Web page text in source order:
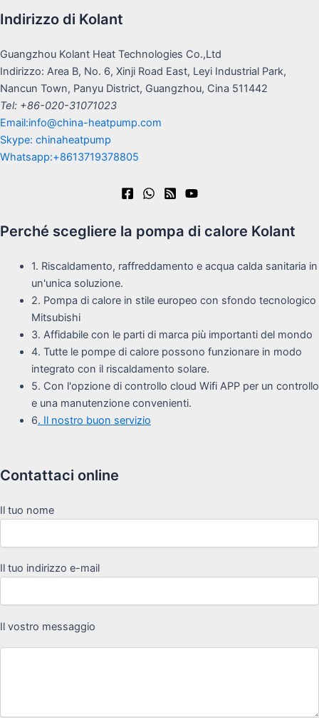
Indirizzo di Kolant
Guangzhou Kolant Heat Technologies Co.,Ltd
Indirizzo: Area B, No. 6, Xinji Road East, Leyi Industrial Park,
Nancun Town, Panyu District, Guangzhou, Cina 511442
Tel: +86-020-31071023
Email:info@china-heatpump.com
Skype: chinaheatpump
Whatsapp:+8613719378805
Perché scegliere la pompa di calore Kolant
1. Riscaldamento, raffreddamento e acqua calda sanitaria in
un'unica soluzione.
2. Pompa di calore in stile europeo con sfondo tecnologico
Mitsubishi
3. Affidabile con le parti di marca più importanti del mondo
4. Tutte le pompe di calore possono funzionare in modo
integrato con il riscaldamento solare.
5. Con l'opzione di controllo cloud Wifi APP per un controllo
e una manutenzione convenienti.
6. Il nostro buon servizio
Contattaci online
Il tuo nome
Il tuo indirizzo e-mail
Il vostro messaggio